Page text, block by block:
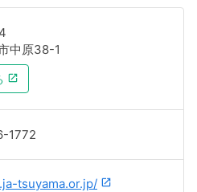
中原38-1
1772
tsuyama.or.jp/